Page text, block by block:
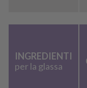
INGREDIENTI
per la glassa